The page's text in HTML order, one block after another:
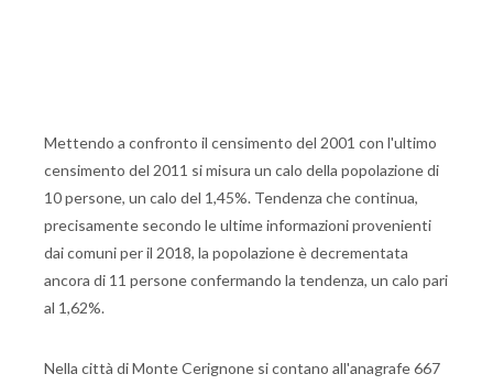
Mettendo a confronto il censimento del 2001 con l'ultimo
censimento del 2011 si misura un calo della popolazione di
10 persone, un calo del 1,45%. Tendenza che continua,
precisamente secondo le ultime informazioni provenienti
dai comuni per il 2018, la popolazione è decrementata
ancora di 11 persone confermando la tendenza, un calo pari
al 1,62%.
Nella città di Monte Cerignone si contano all'anagrafe 667